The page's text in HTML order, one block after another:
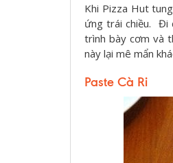
Khi Pizza Hut
ứng trái chiều. Đi
trình bày cơm và
này lại mê mẩn
Paste Cà Ri